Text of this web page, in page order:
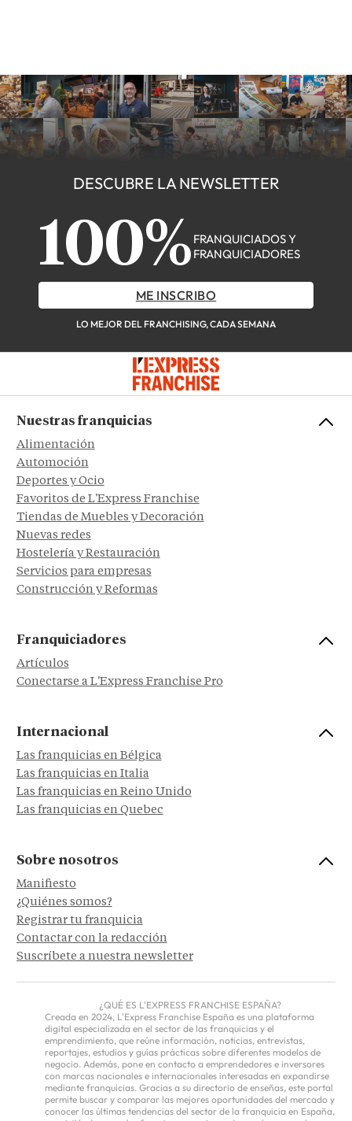
DESCUBRE LA NEWSLETTER
100% FRANQUICIADOS Y
FRANQUICIADORES
ME INSCRIBO
LO MEJOR DEL FRANCHISING, CADA SEMANA
Nuestras franquicias
Alimentación
Automoción
Deportes y Ocio
Favoritos de L'Express Franchise
Tiendas de Muebles y Decoración
Nuevas redes
Hostelería y Restauración
Servicios para empresas
Construcción y Reformas
Franquiciadores
Artículos
Conectarse a L'Express Franchise Pro
Internacional
Las franquicias en Bélgica
Las franquicias en Italia
Las franquicias en Reino Unido
Las franquicias en Quebec
Sobre nosotros
Manifiesto
¿Quiénes somos?
Registrar tu franquicia
Contactar con la redacción
Suscríbete a nuestra newsletter
¿QUÉ ES L'EXPRESS FRANCHISE ESPAÑA?
Creada en 2024, L'Express Franchise España es una plataforma
digital especializada en el sector de las franquicias y el
emprendimiento, que reúne información, noticias, entrevistas,
reportajes, estudios y guías prácticas sobre diferentes modelos de
negocio. Además, pone en contacto a emprendedores e inversores
con marcas nacionales e internacionales interesadas en expandirse
mediante franquicias. Gracias a su directorio de enseñas, este portal
permite buscar y comparar las mejores oportunidades del mercado y
conocer las últimas tendencias del sector de la franquicia en España,